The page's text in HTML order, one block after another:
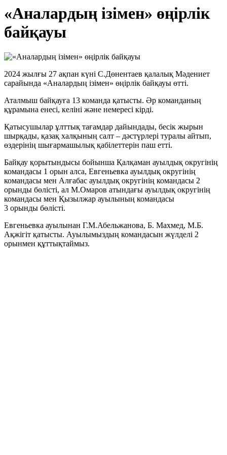
«Аналардың ізімен» өңірлік
байқауы
2024 жылғы 27 ақпан күні С.Дөнентаев қалалық Мәдениет
сарайында «Аналардың ізімен» өңірлік байқауы өтті.
Аталмыш байқауға 13 команда қатысты. Әр команданың
құрамына енесі, келіні және немересі кірді.
Қатысушылар ұлттық тағамдар дайындады, бесік жырын
шырқады, қазақ халқының салт – дәстүрлері туралы айтып,
өздерінің шығармашылық қабілеттерін паш етті.
Байқау қорытындысы бойынша Қалқаман ауылдық округінің
командасы 1 орын алса, Евгеньевка ауылдық округінің
командасы мен Алғабас ауылдық округінің командасы 2
орынды бөлісті, ал М.Омаров атындағы ауылдық округінің
командасы мен Қызылжар ауылының командасы
3 орынды бөлісті.
Евгеньевка ауылынан Г.М.Абельжанова, Б. Махмед, М.Б.
Ақжігіт қатысты. Ауылымыздың командасын жүлделі 2
орынмен құттықтаймыз.